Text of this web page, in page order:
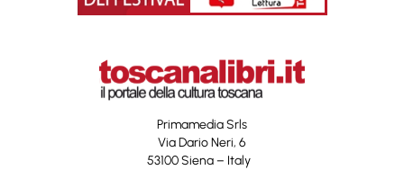
Primamedia Srls
Via Dario Neri, 6
53100 Siena – Italy